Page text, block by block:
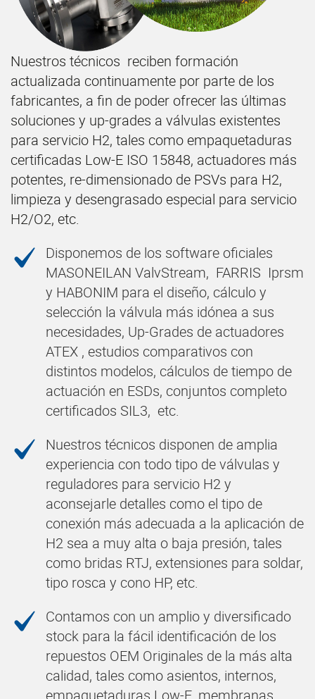
Nuestros técnicos reciben formación
actualizada continuamente por parte de los
fabricantes, a fin de poder ofrecer las últimas
soluciones y up-grades a válvulas existentes
para servicio H2, tales como empaquetaduras
certificadas Low-E ISO 15848, actuadores más
potentes, re-dimensionado de PSVs para H2,
limpieza y desengrasado especial para servicio
H2/O2, etc.
Disponemos de los software oficiales
MASONEILAN ValvStream, FARRIS Iprsm
y HABONIM para el diseño, cálculo y
selección la válvula más idónea a sus
necesidades, Up-Grades de actuadores
ATEX , estudios comparativos con
distintos modelos, cálculos de tiempo de
actuación en ESDs, conjuntos completo
certificados SIL3, etc.
Nuestros técnicos disponen de amplia
experiencia con todo tipo de válvulas y
reguladores para servicio H2 y
aconsejarle detalles como el tipo de
conexión más adecuada a la aplicación de
H2 sea a muy alta o baja presión, tales
como bridas RTJ, extensiones para soldar,
tipo rosca y cono HP, etc.
Contamos con un amplio y diversificado
stock para la fácil identificación de los
repuestos OEM Originales de la más alta
calidad, tales como asientos, internos,